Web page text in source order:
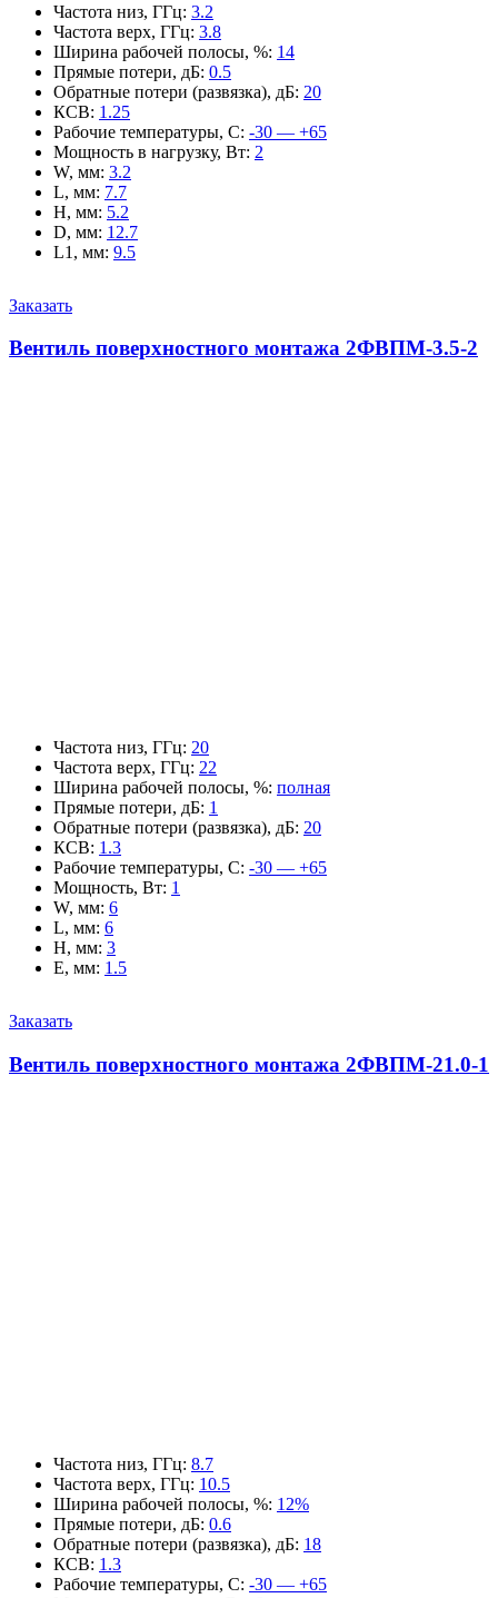
Частота низ, ГГц: 3.2
Частота верх, ГГц: 3.8
Ширина рабочей полосы, %: 14
Прямые потери, дБ: 0.5
Обратные потери (развязка), дБ: 20
КСВ: 1.25
Рабочие температуры, С: -30 — +65
Мощность в нагрузку, Вт: 2
W, мм: 3.2
L, мм: 7.7
H, мм: 5.2
D, мм: 12.7
L1, мм: 9.5
Заказать
Вентиль поверхностного монтажа 2ФВПМ-3.5-2
Частота низ, ГГц: 20
Частота верх, ГГц: 22
Ширина рабочей полосы, %: полная
Прямые потери, дБ: 1
Обратные потери (развязка), дБ: 20
КСВ: 1.3
Рабочие температуры, С: -30 — +65
Мощность, Вт: 1
W, мм: 6
L, мм: 6
H, мм: 3
E, мм: 1.5
Заказать
Вентиль поверхностного монтажа 2ФВПМ-21.0-1
Частота низ, ГГц: 8.7
Частота верх, ГГц: 10.5
Ширина рабочей полосы, %: 12%
Прямые потери, дБ: 0.6
Обратные потери (развязка), дБ: 18
КСВ: 1.3
Рабочие температуры, С: -30 — +65